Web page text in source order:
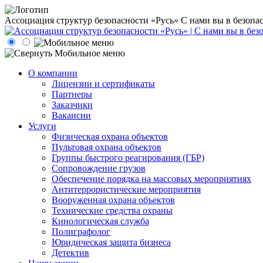
Ассоциация структур безопасности «Русь» С нами вы в
О компании
Лицензии и сертификаты
Партнеры
Заказчики
Вакансии
Услуги
Физическая охрана объектов
Пультовая охрана объектов
Группы быстрого реагирования (ГБР)
Сопровождение грузов
Обеспечение порядка на массовых мероприятиях
Антитеррористические мероприятия
Вооруженная охрана объектов
Технические средства охраны
Кинологическая служба
Полиграфолог
Юридическая защита бизнеса
Детектив